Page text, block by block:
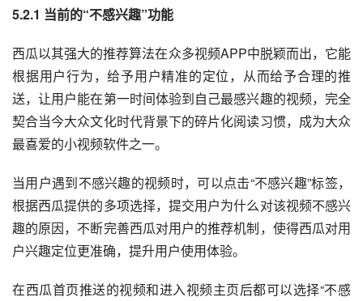
5.2.1 当前的“不感兴趣”功能
西瓜以其强大的推荐算法在众多视频APP中脱颖而出，它能
根据用户行为，给予用户精准的定位，从而给予合理的推
送，让用户能在第一时间体验到自己最感兴趣的视频，完全
契合当今大众文化时代背景下的碎片化阅读习惯，成为大众
最喜爱的小视频软件之一。
当用户遇到不感兴趣的视频时，可以点击“不感兴趣”标签，
根据西瓜提供的多项选择，提交用户为什么对该视频不感兴
趣的原因，不断完善西瓜对用户的推荐机制，使得西瓜对用
户兴趣定位更准确，提升用户使用体验。
在西瓜首页推送的视频和进入视频主页后都可以选择“不感